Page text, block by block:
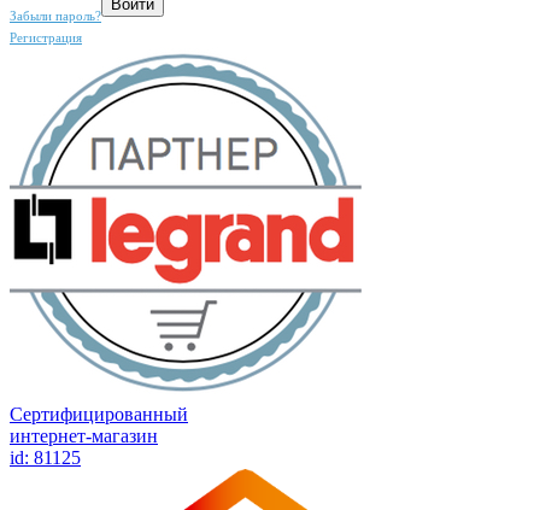
Забыли пароль?
Регистрация
Сертифицированный
интернет-магазин
id: 81125